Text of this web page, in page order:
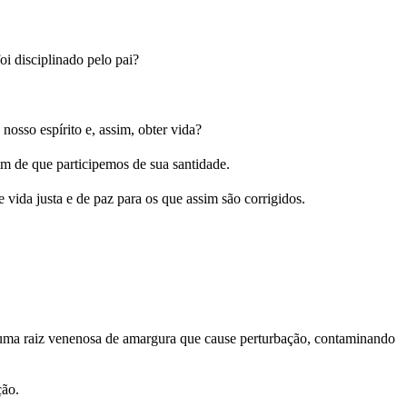
disciplinado pelo pai?
espírito e, assim, obter vida?
de que participemos de sua santidade.
justa e de paz para os que assim são corrigidos.
raiz venenosa de amargura que cause perturbação, contaminando